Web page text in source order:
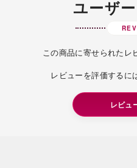
ユーザ
この商品に寄せられたレ
レビューを評価するに
レビュ